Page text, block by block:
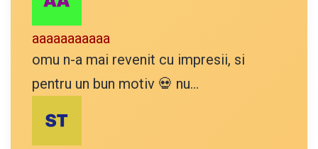
aaaaaaaaaaa
omu n-a mai revenit cu impresii, si
pentru un bun motiv 💀 nu...